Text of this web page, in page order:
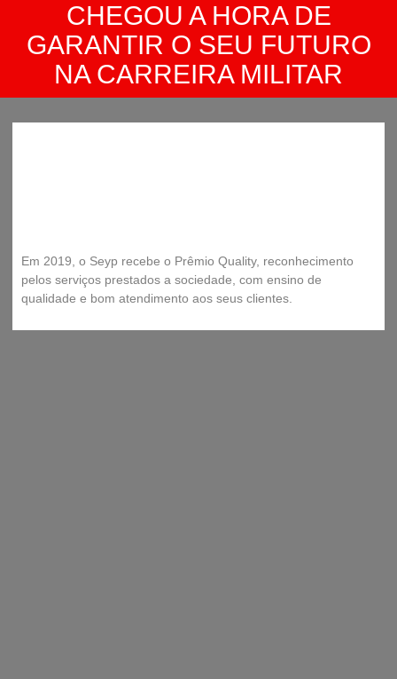
CHEGOU A HORA DE
GARANTIR O SEU FUTURO
NA CARREIRA MILITAR
Em 2019, o Seyp recebe o Prêmio Quality, reconhecimento
pelos serviços prestados a sociedade, com ensino de
qualidade e bom atendimento aos seus clientes.